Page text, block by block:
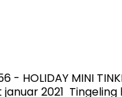
HOLIDAY MINI